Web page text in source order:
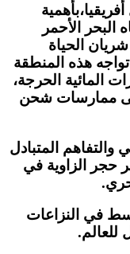
البحر الأحمر
الحياة
هذه المنطقة
المائية الحرجة،
إلى ممارسات شحن
المتبادل
حجر الزاوية في
في النزاعات
للعالم.